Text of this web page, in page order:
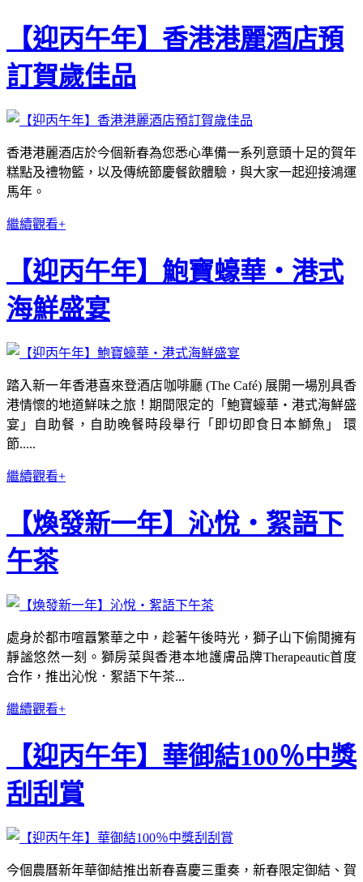
【迎丙午年】香港港麗酒店預
訂賀歲佳品
香港港麗酒店於今個新春為您悉心準備一系列意頭十足的賀年
糕點及禮物籃，以及傳統節慶餐飲體驗，與大家一起迎接鴻運
馬年。
繼續觀看+
【迎丙午年】鮑寶蠔華‧港式
海鮮盛宴
踏入新一年香港喜來登酒店咖啡廳 (The Café) 展開一場別具香
港情懷的地道鮮味之旅！期間限定的「鮑寶蠔華‧港式海鮮盛
宴」自助餐，自助晚餐時段舉行「即切即食日本鰤魚」 環
節.....
繼續觀看+
【煥發新一年】沁悅‧絮語下
午茶
處身於都市喧囂繁華之中，趁著午後時光，獅子山下偷閒擁有
靜謐悠然一刻。獅房菜與香港本地護膚品牌Therapeautic首度
合作，推出沁悅．絮語下午茶...
繼續觀看+
【迎丙午年】華御結100％中獎
刮刮賞
今個農曆新年華御結推出新春喜慶三重奏，新春限定御結、賀